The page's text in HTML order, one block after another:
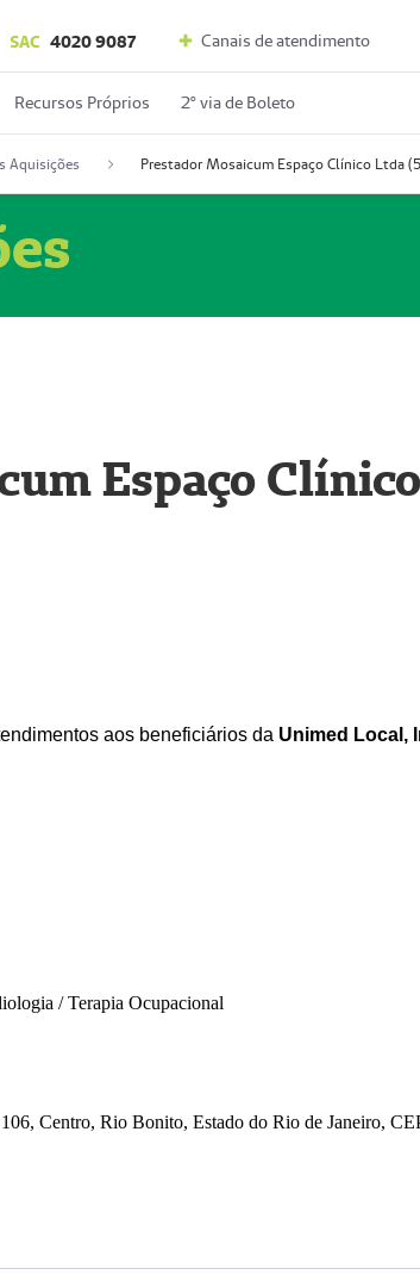
SAC 4020 9087 Canais de atendimento
Recursos Próprios 2º via de Boleto
Aquisições
Espaço
aos beneficiários da Unimed Local,
/ Terapia Ocupacional
Centro, Rio Bonito, Estado do Rio de Janeiro,